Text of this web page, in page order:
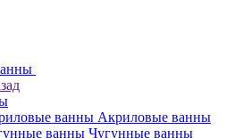
Акриловые ванны
Чугунные ванны